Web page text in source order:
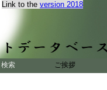
Link to the version 2018
検索 ご挨拶